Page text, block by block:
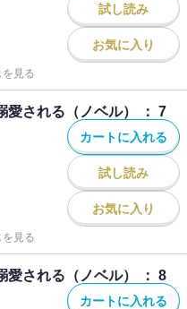
試し読み
お気に入り
見る
愛される（ノベル） ： 7
カートに入れる
試し読み
お気に入り
見る
愛される（ノベル） ： 8
カートに入れる